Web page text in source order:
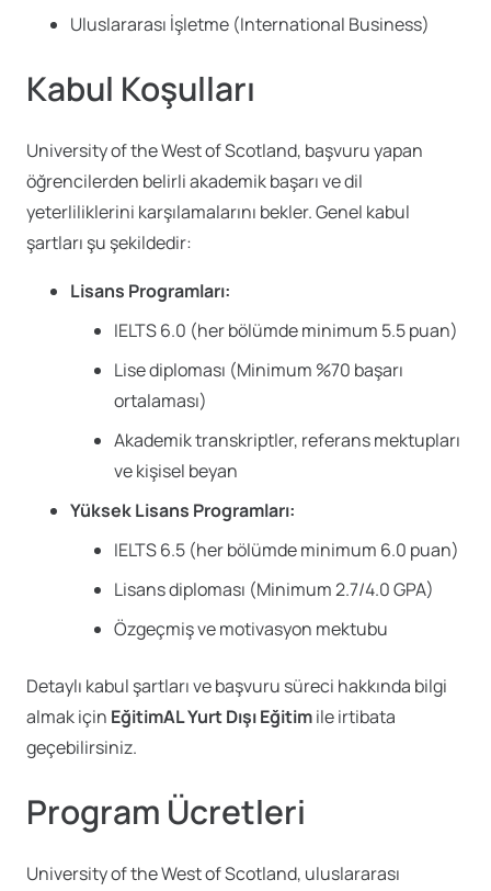
Uluslararası İşletme (International Business)
Kabul Koşulları
University of the West of Scotland, başvuru yapan
öğrencilerden belirli akademik başarı ve dil
yeterliliklerini karşılamalarını bekler. Genel kabul
şartları şu şekildedir:
Lisans Programları:
IELTS 6.0 (her bölümde minimum 5.5 puan)
Lise diploması (Minimum %70 başarı
ortalaması)
Akademik transkriptler, referans mektupları
ve kişisel beyan
Yüksek Lisans Programları:
IELTS 6.5 (her bölümde minimum 6.0 puan)
Lisans diploması (Minimum 2.7/4.0 GPA)
Özgeçmiş ve motivasyon mektubu
Detaylı kabul şartları ve başvuru süreci hakkında bilgi
almak için EğitimAL Yurt Dışı Eğitimile irtibata
geçebilirsiniz.
Program Ücretleri
University of the West of Scotland, uluslararası